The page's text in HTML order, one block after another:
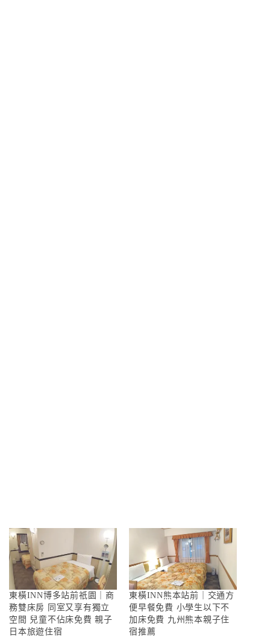
東橫INN博多站前祇園｜商
務雙床房 同室又享有獨立
空間 兒童不佔床免費 親子
日本旅遊住宿
東橫INN熊本站前｜交通方
便早餐免費 小學生以下不
加床免費 九州熊本親子住
宿推薦